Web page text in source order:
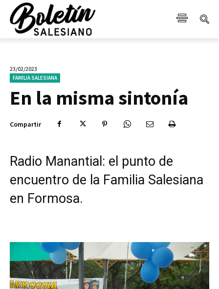
23/02/2023
FAMILIA SALESIANA
En la misma sintonía
Compartir
Radio Manantial: el punto de
encuentro de la Familia Salesiana
en Formosa.